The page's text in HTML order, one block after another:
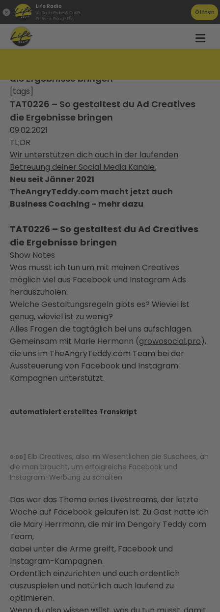
Life Radio
Life Radio GmbH & Co.KG
Gratis - in Google Play
Öffnen
die Ergebnisse bringen
[tags]
TAT0226 – So gestaltest du Ad Creatives
die Ergebnisse bringen
09.02.2021
TL;DR
Wir unterstützen dich auch in der laufenden
Betreuung deiner Social Media Kanäle.
Neu seit Jänner 2021
TheAngryTeddy.com macht jetzt auch
Business Coaching – mehr dazu
TAT0226 – So gestaltest du Ad Creatives
die Ergebnisse bringen
Show Notes
Was musst ich tun um mit meinen Creatives
möglich viel aus Facebook und Instagram Ads
herauszuholen.
Welche Gestaltungsregeln gibts es? Wieviel ist
genug, wieviel ist zu wenig?
Alles Fragen die tagtäglich bei uns aufschlagen.
Gemeinsam mit Marie Hermann (growosocial.pro),
die uns im TheAngryTeddy.com Team bei der
Aussteuerung von Facebook und Instagram
Kampagnen unterstützt.
automatisiert erstelltes Transkript
0:00] Elb Creatives, also im Wesentlichen die Suschees, äh
die man braucht, um erfolgreiche Facebook und
Instagram-Werbung zu schalten
Das war das Thema eines Livestreams, der letzte
Woche auf Facebook gelaufen ist. Zu Gast hatte ich
die Mary Herrmann, die mir im Dengory Teddy com
Team,
dabei unter die Arme greift, Facebook und
Instagram-Kampagnen.
Ordentlich einzurichten und auch ordentlich
auszuspielen und natürlich auch laufend zu
optimieren.